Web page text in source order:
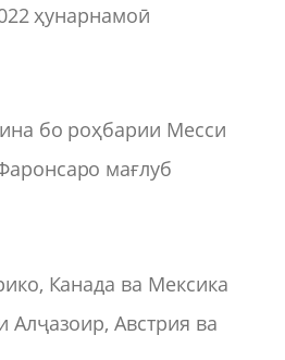
ҳунарнамоӣ
бо роҳбарии Месси
мағлуб
Канада ва Мексика
Алҷазоир, Австрия ва